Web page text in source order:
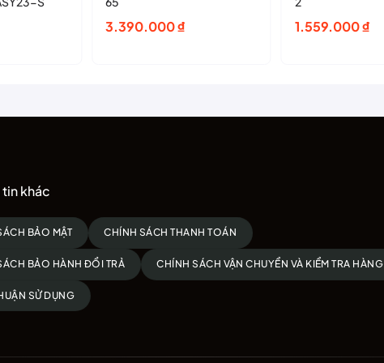
3.390.000₫ 1.559.000₫
khác
BẢO MẬT CHÍNH SÁCH THANH TOÁN
BẢO HÀNH ĐỔI TRẢ CHÍNH SÁCH VẬN CHUYỂN VÀ KIỂM TRA HÀNG
SỬ DỤNG